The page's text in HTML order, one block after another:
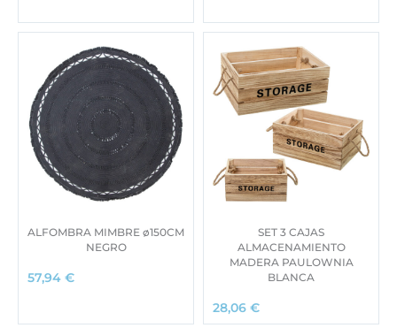
ALFOMBRA MIMBRE ø150CM
NEGRO
57,94 €
SET 3 CAJAS
ALMACENAMIENTO
MADERA PAULOWNIA
BLANCA
28,06 €